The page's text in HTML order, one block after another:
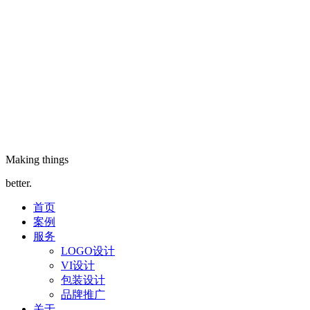
Making things
better.
首页
案例
服务
LOGO设计
VI设计
包装设计
品牌推广